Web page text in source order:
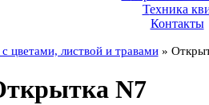
Техника
Контакты
цветами, листвой и травами»
N7